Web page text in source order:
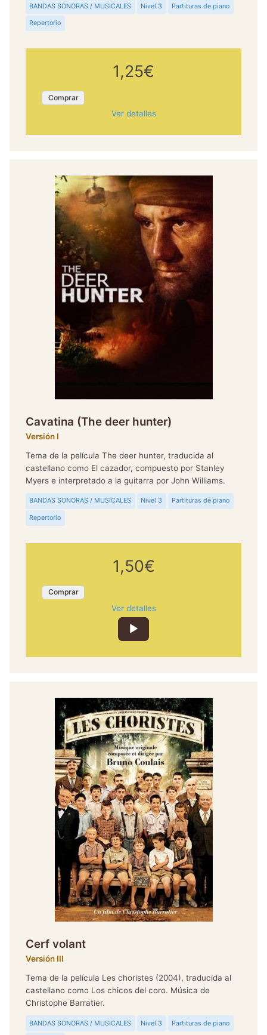
BANDAS SONORAS / MUSICALES Nivel 3 Partituras de piano
Repertorio
1,25€
Comprar
Ver detalles
Cavatina (The deer hunter)
Versión I
Tema de la película The deer hunter, traducida al
castellano como El cazador, compuesto por Stanley
Myers e interpretado a la guitarra por John Williams.
BANDAS SONORAS / MUSICALES Nivel 3 Partituras de piano
Repertorio
1,50€
Comprar
Ver detalles
Reproductor
de
audio
Cerf volant
Versión III
Tema de la película Les choristes (2004), traducida al
castellano como Los chicos del coro. Música de
Christophe Barratier.
BANDAS SONORAS / MUSICALES Nivel 3 Partituras de piano